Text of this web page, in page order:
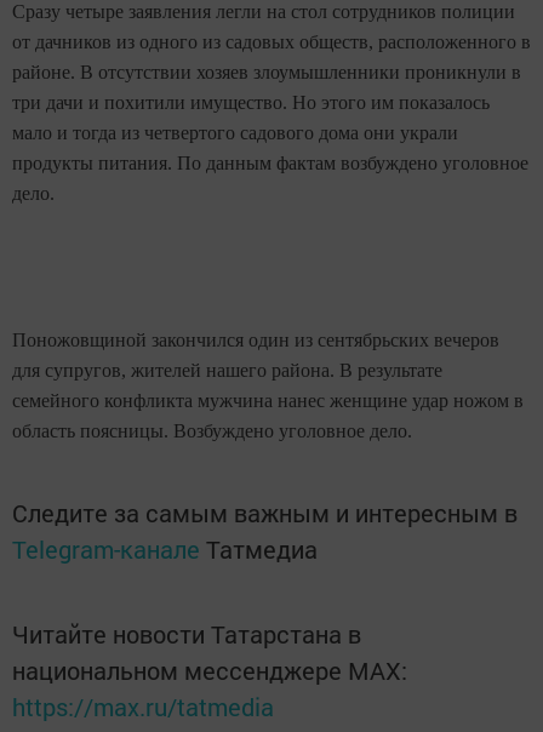
Сразу четыре заявления легли на стол сотрудников полиции
от дачников из одного из садовых обществ, расположенного в
районе. В отсутствии хозяев злоумышленники проникнули в
три дачи и похитили имущество. Но этого им показалось
мало и тогда из четвертого садового дома они украли
продукты питания. По данным фактам возбуждено уголовное
дело.
Поножовщиной закончился один из сентябрьских вечеров
для супругов, жителей нашего района. В результате
семейного конфликта мужчина нанес женщине удар ножом в
область поясницы. Возбуждено уголовное дело.
Следите за самым важным и интересным в
Telegram-канале Татмедиа
Читайте новости Татарстана в
национальном мессенджере MАХ:
https://max.ru/tatmedia